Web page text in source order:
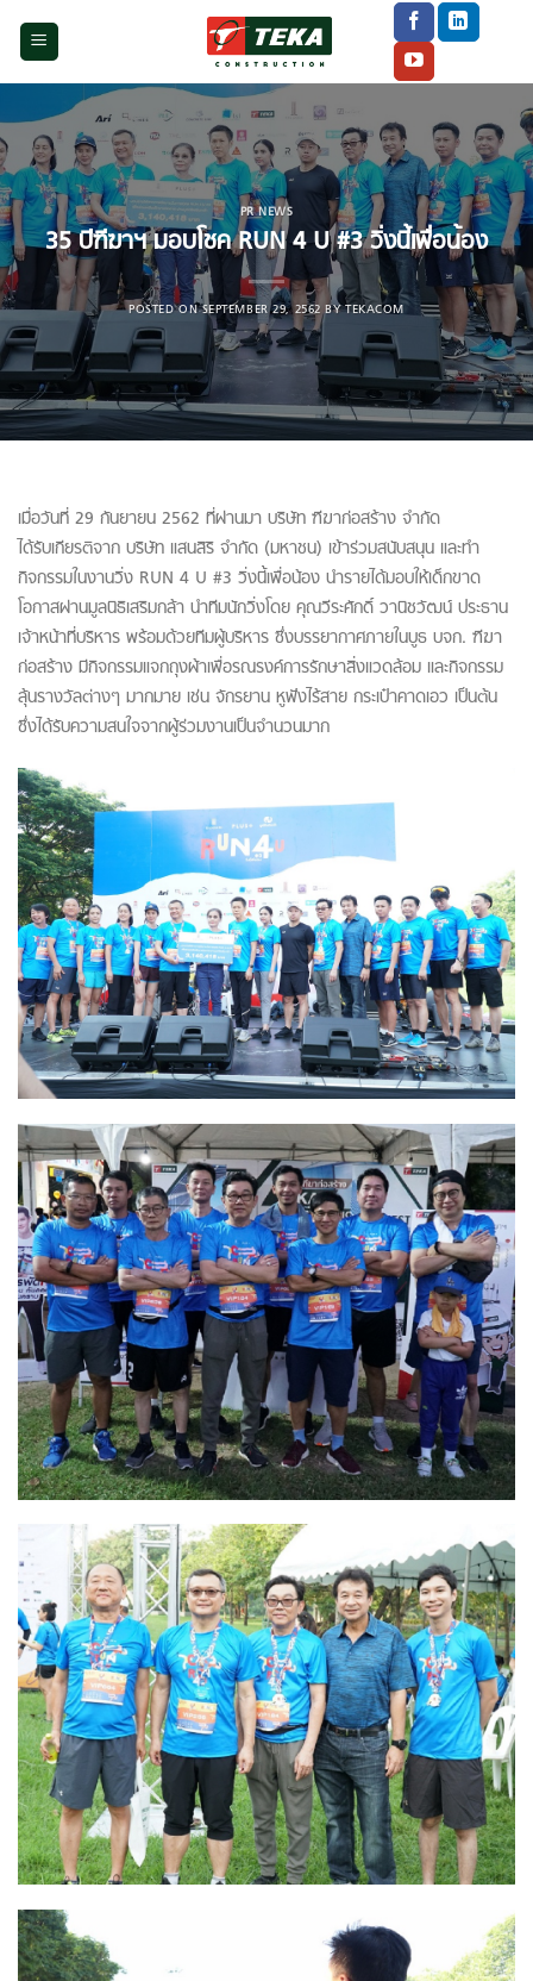
PR NEWS
35 ปีฑีฆาฯ มอบโชค RUN 4 U #3 วิ่งนี้เพื่อน้อง
POSTED ONSEPTEMBER 29, 2562 BYTEKACOM
เมื่อวันที่ 29 กันยายน 2562 ที่ผ่านมา บริษัท ฑีฆาก่อสร้าง จำกัด
ได้รับเกียรติจาก บริษัท แสนสิริ จํากัด (มหาชน) เข้าร่วมสนับสนุน และทำ
กิจกรรมในงานวิ่ง RUN 4 U #3 วิ่งนี้เพื่อน้อง นำรายได้มอบให้เด็กขาด
โอกาสผ่านมูลนิธิเสริมกล้า นำทีมนักวิ่งโดย คุณวีระศักดิ์ วานิชวัฒน์ ประธาน
เจ้าหน้าที่บริหาร พร้อมด้วยทีมผู้บริหาร ซึ่งบรรยากาศภายในบูธ บจก. ฑีฆา
ก่อสร้าง มีกิจกรรมแจกถุงผ้าเพื่อรณรงค์การรักษาสิ่งแวดล้อม และกิจกรรม
ลุ้นรางวัลต่างๆ มากมาย เช่น จักรยาน หูฟังไร้สาย กระเป๋าคาดเอว เป็นต้น
ซึ่งได้รับความสนใจจากผู้ร่วมงานเป็นจำนวนมาก